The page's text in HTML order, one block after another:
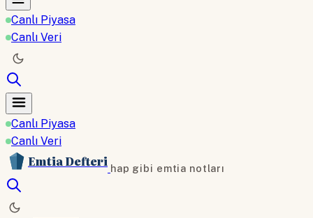
Canlı Piyasa
Canlı Veri
Canlı Piyasa
Canlı Veri
Emtia Defteri hap gibi emtia notları